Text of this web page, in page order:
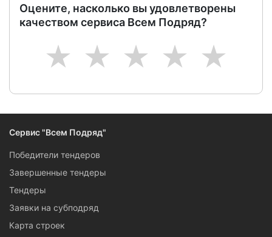
Оцените, насколько вы удовлетворены
качеством сервиса Всем Подряд?
5
4
3
2
1
Сервис "Всем Подряд"
Победители тендеров
Завершенные тендеры
Тендеры
Заявки на субподряд
Карта строек